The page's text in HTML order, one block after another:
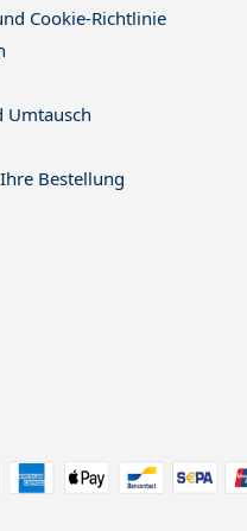
Cookie-Richtlinie
Umtausch
Bestellung